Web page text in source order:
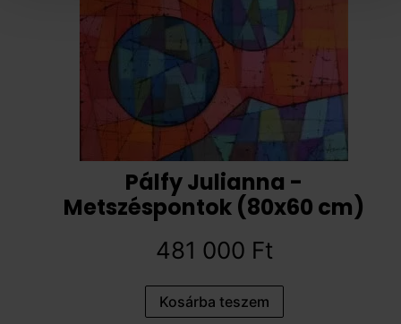
Pálfy Julianna -
Metszéspontok (80x60 cm)
481 000 Ft
Kosárba teszem